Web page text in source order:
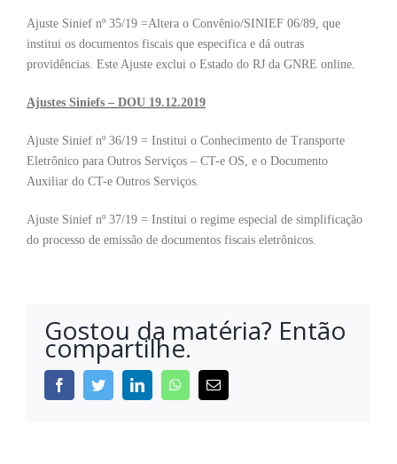
Ajuste Sinief nº 35/19 =Altera o Convênio/SINIEF 06/89, que
institui os documentos fiscais que especifica e dá outras
providências. Este Ajuste exclui o Estado do RJ da GNRE online.
Ajustes Siniefs – DOU 19.12.2019
Ajuste Sinief nº 36/19 = Institui o Conhecimento de Transporte
Eletrônico para Outros Serviços – CT-e OS, e o Documento
Auxiliar do CT-e Outros Serviços.
Ajuste Sinief nº 37/19 = Institui o regime especial de simplificação
do processo de emissão de documentos fiscais eletrônicos.
Gostou da matéria? Então
compartilhe.